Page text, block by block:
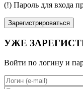
(!) Пароль для входа
Зарегистрироваться
УЖЕ
Войти по логину и